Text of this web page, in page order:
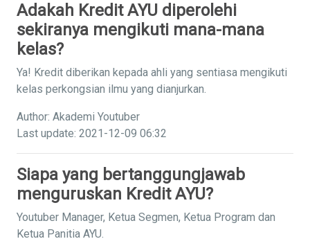
Adakah Kredit AYU diperolehi
sekiranya mengikuti mana-mana
kelas?
Ya! Kredit diberikan kepada ahli yang sentiasa mengikuti
kelas perkongsian ilmu yang dianjurkan.
Author: Akademi Youtuber
Last update: 2021-12-09 06:32
Siapa yang bertanggungjawab
menguruskan Kredit AYU?
Youtuber Manager, Ketua Segmen, Ketua Program dan
Ketua Panitia AYU.